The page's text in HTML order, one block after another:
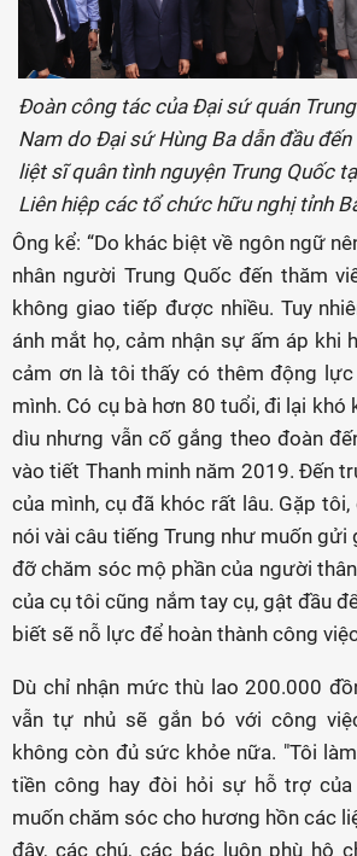
Đoàn công tác của Đại sứ quán
Nam do Đại sứ Hùng Ba dẫn đầu
liệt sĩ quân tình nguyện Trung Quốc
Liên hiệp các tổ chức hữu nghị tỉnh
Ông kể: “Do khác biệt về ngôn ngữ
nhân người Trung Quốc đến thăm
không giao tiếp được nhiều. Tuy
ánh mắt họ, cảm nhận sự ấm áp khi
cảm ơn là tôi thấy có thêm động
mình. Có cụ bà hơn 80 tuổi, đi lại khó
dìu nhưng vẫn cố gắng theo đoàn
vào tiết Thanh minh năm 2019. Đến
của mình, cụ đã khóc rất lâu. Gặp
nói vài câu tiếng Trung như muốn gửi
đỡ chăm sóc mộ phần của người
của cụ tôi cũng nắm tay cụ, gật đầu
biết sẽ nỗ lực để hoàn thành công
Dù chỉ nhận mức thù lao 200.000
vẫn tự nhủ sẽ gắn bó với công
không còn đủ sức khỏe nữa. "Tôi
tiền công hay đòi hỏi sự hỗ trợ
muốn chăm sóc cho hương hồn các
đây, các chú, các bác luôn phù hộ